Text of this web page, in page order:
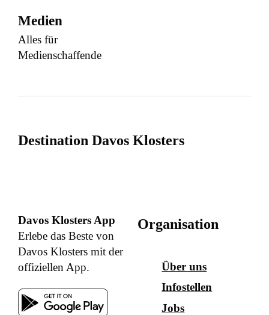
Medien
Alles für
Medienschaffende
Destination Davos Klosters
Davos Klosters App
Erlebe das Beste von
Davos Klosters mit der
offiziellen App.
Organisation
Über uns
Infostellen
Jobs